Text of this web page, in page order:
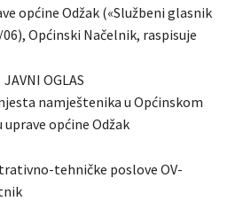
općine Odžak («Službeni glasnik
Općinski Načelnik, raspisuje
JAVNI OGLAS
namještenika u Općinskom
uprave općine Odžak
tehničke poslove OV-